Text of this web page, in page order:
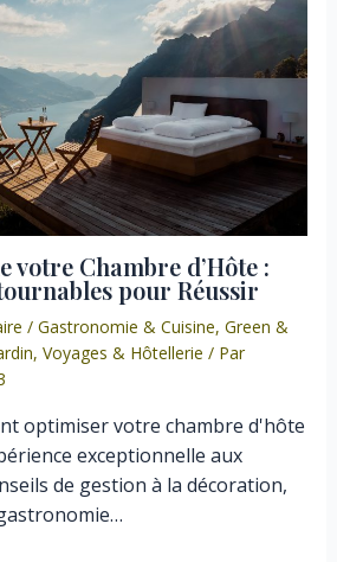
votre Chambre d’Hôte :
pour Réussir
/ Gastronomie & Cuisine, Green &
, Voyages & Hôtellerie / Par
optimiser votre chambre d'hôte
exceptionnelle aux
de gestion à la décoration,